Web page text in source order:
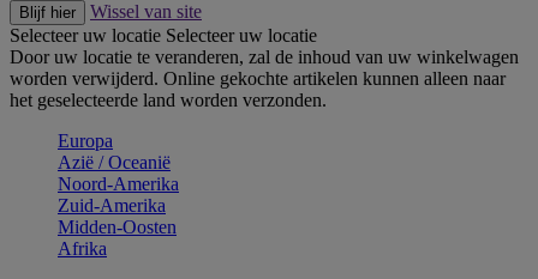
Blijf hier
Wissel van site
Selecteer uw locatie Selecteer uw locatie
Door uw locatie te veranderen, zal de inhoud van uw winkelwagen
worden verwijderd. Online gekochte artikelen kunnen alleen naar
het geselecteerde land worden verzonden.
Europa
Aziё / Oceaniё
Noord-Amerika
Zuid-Amerika
Midden-Oosten
Afrika